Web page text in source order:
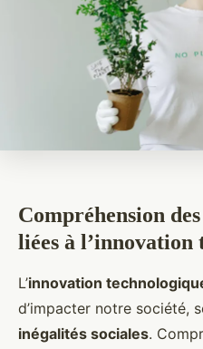
Compréhension
liées à l’innovation
L’innovation
d’impacter notre société,
inégalités sociales.